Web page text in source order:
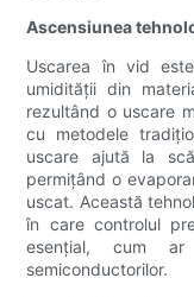
Ascensiunea
Uscarea în vid
umidității din
rezultând o uscare
cu metodele
uscare ajută la
permițând o
uscat. Această
în care controlul
esențial, cum
semiconductorilor.